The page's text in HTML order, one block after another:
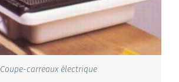
Coupe-carreaux électrique